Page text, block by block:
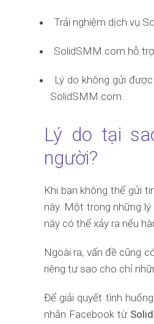
Trải nghiệm dịch vụ
SolidSMM.com hỗ
Lý do không gửi
SolidSMM.com.
Lý do tại
người?
Khi bạn không thể gửi
này. Một trong những
này có thể xảy ra nếu
Ngoài ra, vấn đề cũng
riêng tư sao cho chỉ
Để giải quyết tình
nhắn Facebook từ